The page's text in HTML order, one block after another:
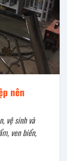
nên
vệ sinh và
ven biển,